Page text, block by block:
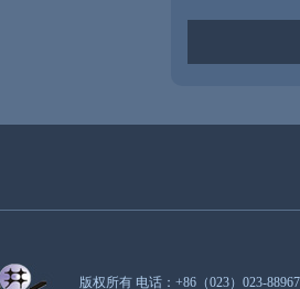
版权所有 电话：+86（023）023-